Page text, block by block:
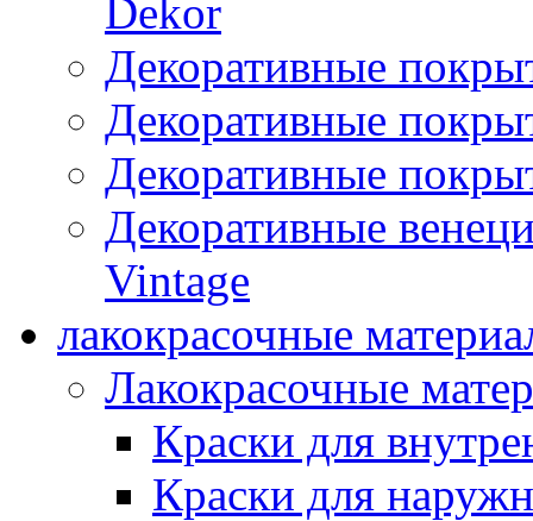
Dekor
Декоративные
Декоративные
Декоративные
Декоративные
Vintage
лакокрасочные
Лакокрасочные
Краски для
Краски для